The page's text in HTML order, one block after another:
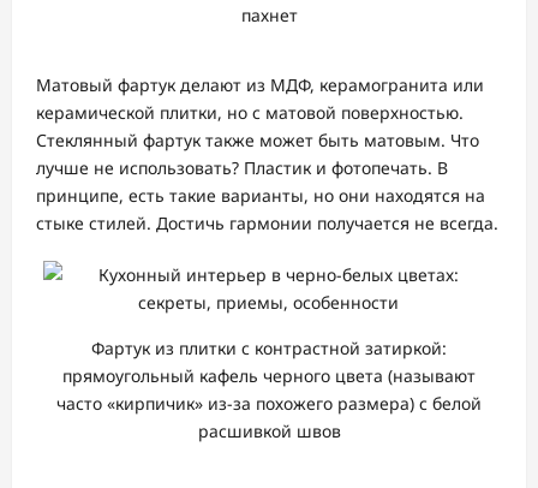
пахнет
Матовый фартук делают из МДФ, керамогранита или
керамической плитки, но с матовой поверхностью.
Стеклянный фартук также может быть матовым. Что
лучше не использовать? Пластик и фотопечать. В
принципе, есть такие варианты, но они находятся на
стыке стилей. Достичь гармонии получается не всегда.
Фартук из плитки с контрастной затиркой:
прямоугольный кафель черного цвета (называют
часто «кирпичик» из-за похожего размера) с белой
расшивкой швов